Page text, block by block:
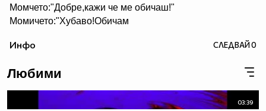
Момчето:"Добре,кажи че ме обичаш!"
Момичето:"Хубаво!Обичам
Момчето:"Сега ме прегърни силно!"
Момчето:"Сега може да вземеш шлема от главата ми и
да си го сложиш на себе си!"
*Момичето взе шлема...*
Инфо СЛЕДВАЙ0
Любими
03:39